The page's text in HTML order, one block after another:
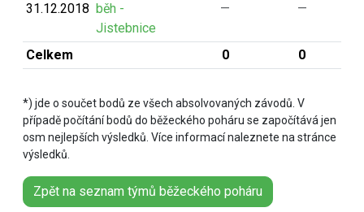
31.12.2018 běh -
Jistebnice
— —
Celkem 0 0
*) jde o součet bodů ze všech absolvovaných závodů. V
případě počítání bodů do běžeckého poháru se započítává jen
osm nejlepších výsledků. Více informací naleznete na stránce
výsledků.
Zpět na seznam týmů běžeckého poháru